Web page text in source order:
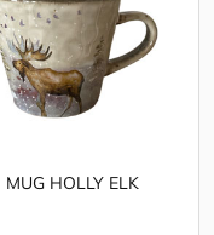
MUG HOLLY ELK